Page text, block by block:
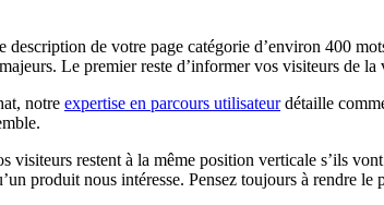
description de votre page catégorie d’environ 400
Le premier reste d’informer vos visiteurs de
notre expertise en parcours utilisateurdétaille
visiteurs restent à la même position verticale s’ils
produit nous intéresse. Pensez toujours à rendre